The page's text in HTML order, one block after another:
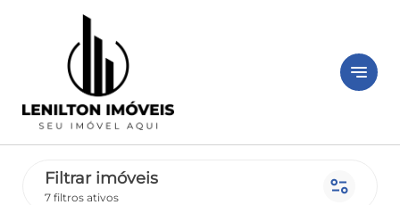
notes
Filtrar imóveis
7 filtros ativos page_info